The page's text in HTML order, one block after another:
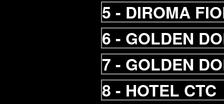
5 - DIROMA
6 - GOLDEN
7 - GOLDEN
8 - HOTEL CTC